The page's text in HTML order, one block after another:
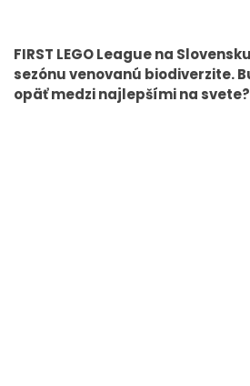
FIRST LEGO League na
sezónu venovanú biodiverzite.
opäť medzi najlepšími na svete?